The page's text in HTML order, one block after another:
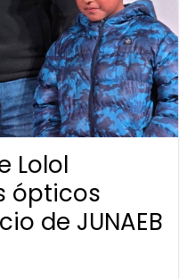
Lolol
ópticos
de JUNAEB